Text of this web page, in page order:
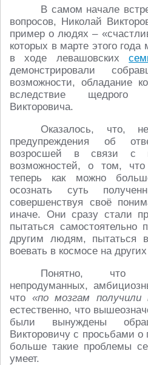
В самом начале
вопросов, Николай
пример о людях –
которых в марте этого
в ходе левашовских
демонстрировали
возможности, обладание
вследствие щедрого
Викторовича.
Оказалось, что,
предупреждения об
возросшей в связи с
возможностей, о том,
теперь как можно
осознать суть
совершенствуя своё
иначе. Они сразу стали
пытаться самостоятельно
другим людям, пытаться
воевать в космосе на
Понятно, что
непродуманных,
что «по мозгам
естественно, что
были вынуждены
Викторовичу с просьбами
больше такие проблемы
умеет.